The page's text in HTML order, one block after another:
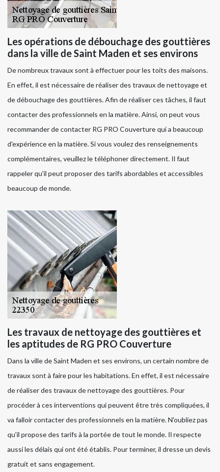
Les opérations de débouchage des gouttières
dans la ville de Saint Maden et ses environs
De nombreux travaux sont à effectuer pour les toits des maisons.
En effet, il est nécessaire de réaliser des travaux de nettoyage et
de débouchage des gouttières. Afin de réaliser ces tâches, il faut
contacter des professionnels en la matière. Ainsi, on peut vous
recommander de contacter RG PRO Couverture qui a beaucoup
d'expérience en la matière. Si vous voulez des renseignements
complémentaires, veuillez le téléphoner directement. Il faut
rappeler qu'il peut proposer des tarifs abordables et accessibles
beaucoup de monde.
Les travaux de nettoyage des gouttières et
les aptitudes de RG PRO Couverture
Dans la ville de Saint Maden et ses environs, un certain nombre de
travaux sont à faire pour les habitations. En effet, il est nécessaire
de réaliser des travaux de nettoyage des gouttières. Pour
procéder à ces interventions qui peuvent être très compliquées, il
va falloir contacter des professionnels en la matière. N'oubliez pas
qu'il propose des tarifs à la portée de tout le monde. Il respecte
aussi les délais qui ont été établis. Pour terminer, il dresse un devis
gratuit et sans engagement.